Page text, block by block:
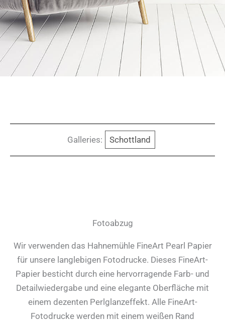
Galleries: Schottland
Fotoabzug
Wir verwenden das Hahnemühle FineArt Pearl Papier
für unsere langlebigen Fotodrucke. Dieses FineArt-
Papier besticht durch eine hervorragende Farb- und
Detailwiedergabe und eine elegante Oberfläche mit
einem dezenten Perlglanzeffekt. Alle FineArt-
Fotodrucke werden mit einem weißen Rand